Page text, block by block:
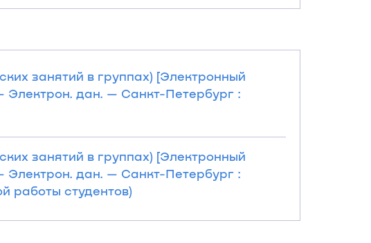
занятий в группах) [Электронный
дан. — Санкт-Петербург :
занятий в группах) [Электронный
дан. — Санкт-Петербург :
работы студентов)